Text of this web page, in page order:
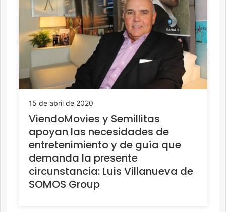
15 de abril de 2020
ViendoMovies y Semillitas
apoyan las necesidades de
entretenimiento y de guía que
demanda la presente
circunstancia: Luis Villanueva de
SOMOS Group